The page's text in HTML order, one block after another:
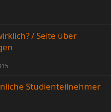
/ Seite über
Studienteilnehmer